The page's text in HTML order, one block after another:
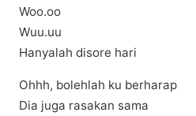
Woo.oo
Wuu.uu
Hanyalah disore hari
Ohhh, bolehlah ku berharap
Dia juga rasakan sama